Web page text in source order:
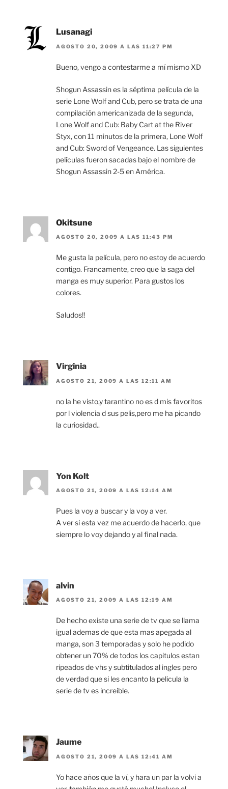
Lusanagi
AGOSTO 20, 2009 A LAS 11:27 PM
Bueno, vengo a contestarme a mí mismo XD
Shogun Assassin es la séptima película de la
serie Lone Wolf and Cub, pero se trata de una
compilación americanizada de la segunda,
Lone Wolf and Cub: Baby Cart at the River
Styx, con 11 minutos de la primera, Lone Wolf
and Cub: Sword of Vengeance. Las siguientes
películas fueron sacadas bajo el nombre de
Shogun Assassin 2-5 en América.
Okitsune
AGOSTO 20, 2009 A LAS 11:43 PM
Me gusta la película, pero no estoy de acuerdo
contigo. Francamente, creo que la saga del
manga es muy superior. Para gustos los
colores.
Saludos!!
Virginia
AGOSTO 21, 2009 A LAS 12:11 AM
no la he visto,y tarantino no es d mis favoritos
por l violencia d sus pelis,pero me ha picando
la curiosidad..
Yon Kolt
AGOSTO 21, 2009 A LAS 12:14 AM
Pues la voy a buscar y la voy a ver.
A ver si esta vez me acuerdo de hacerlo, que
siempre lo voy dejando y al final nada.
alvin
AGOSTO 21, 2009 A LAS 12:19 AM
De hecho existe una serie de tv que se llama
igual ademas de que esta mas apegada al
manga, son 3 temporadas y solo he podido
obtener un 70% de todos los capitulos estan
ripeados de vhs y subtitulados al ingles pero
de verdad que si les encanto la pelicula la
serie de tv es increible.
Jaume
AGOSTO 21, 2009 A LAS 12:41 AM
Yo hace años que la ví, y hara un par la volvi a